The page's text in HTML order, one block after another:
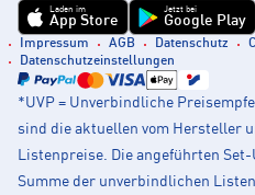
Laden im
App Store
Jetzt bei
Google Play
Impressum AGB Datenschutz
Datenschutzeinstellungen
*UVP = Unverbindliche
sind die aktuellen vom Hersteller
Listenpreise. Die angeführten
Summe der unverbindlichen